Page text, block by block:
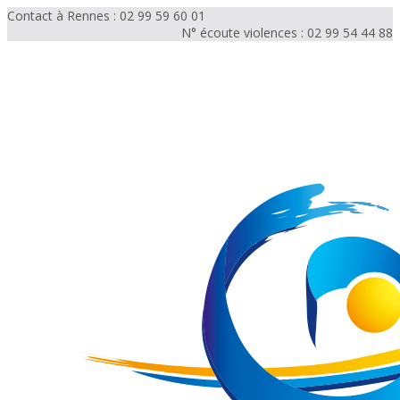
Contact à Rennes : 02 99 59 60 01
N° écoute violences : 02 99 54 44 88